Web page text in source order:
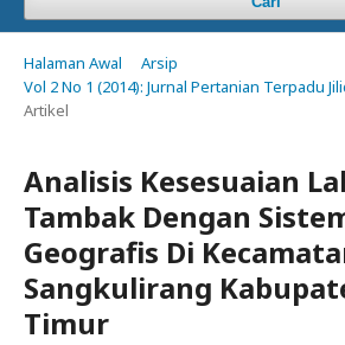
Halaman Awal
Arsip
Vol 2 No 1 (2014): Jurnal Pertanian Terpadu
Artikel
Analisis Kesesuaian
Tambak Dengan
Geografis Di
Sangkulirang
Timur